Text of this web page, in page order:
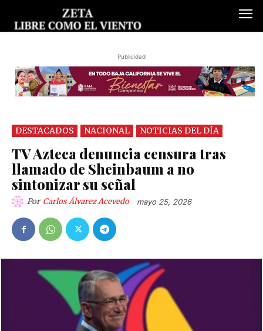
Publicidad
DESTACADOS NACIONAL NOTICIAS DEL DÍA
TV Azteca denuncia censura tras
llamado de Sheinbaum a no
sintonizar su señal
Por Carlos Álvarez Acevedo mayo 25, 2026